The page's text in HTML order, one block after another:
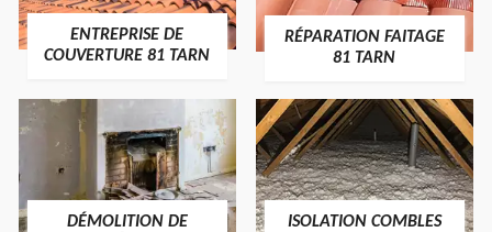
ENTREPRISE DE
COUVERTURE 81 TARN
RÉPARATION FAITAGE
81 TARN
DÉMOLITION DE
ISOLATION COMBLES